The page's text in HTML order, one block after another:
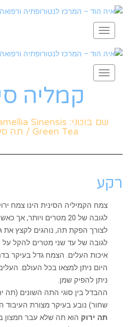
תפריט
תפריט
קמליה
Green Tea / תה סיני ירוק
רקע
צמח הקמיליה הסינית הינו צמח
לגובה של 20 מטרים
לצורך הפקת תה, נוהגים לקצץ את
לגובה של עד שני מטרים להקל על
איכות העלים. הצמח גדל בעיקר
היום ניתן למצאו בכל העולם.
ניתן להפיק שמן.
ההבדל בין סוגי התה השונים (תה
שחור) נובע בעיקר מצורת העיבוד
תה ירוק הוא תה שלא עבר חמצון